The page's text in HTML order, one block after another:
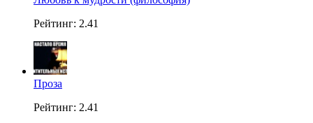
Рейтинг: 2.41
Проза
Рейтинг: 2.41